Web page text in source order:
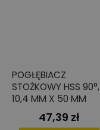
POGŁĘBIACZ
STOŻKOWY HSS 90°,
10,4 MM X 50 MM
Cena
47,39 zł